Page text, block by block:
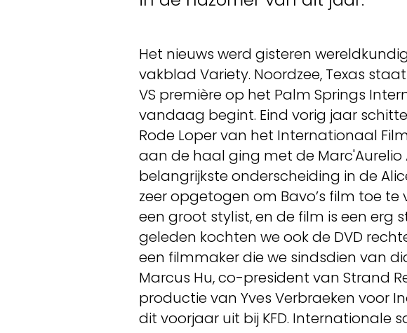
Het nieuws werd gisteren
vakblad Variety. Noordzee, Texas
VS première op het Palm Springs
vandaag begint. Eind vorig jaar
Rode Loper van het Internationaal
aan de haal ging met de Marc'Aurelio
belangrijkste onderscheiding in de
zeer opgetogen om Bavo’s film toe te
een groot stylist, en de film is een erg
geleden kochten we ook de DVD
een filmmaker die we sindsdien van
Marcus Hu, co-president van Strand
productie van Yves Verbraeken voor
dit voorjaar uit bij KFD. Internationale